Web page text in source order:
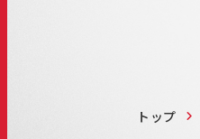
トップ